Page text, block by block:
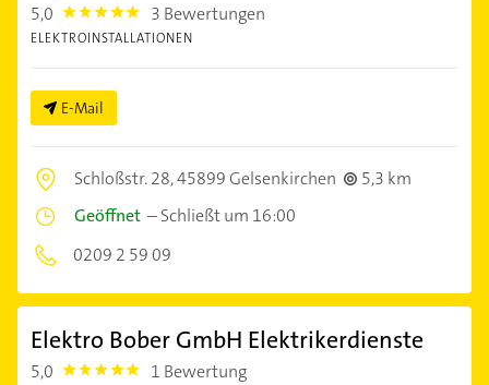
5,0 5.0 3 Bewertungen
ELEKTROINSTALLATIONEN
E-Mail
Schloßstr. 28,45899 Gelsenkirchen
5,3 km
Geöffnet –Schließt um 16:00
0209 2 59 09
Elektro Bober GmbH Elektrikerdienste
5,0 5.0 1 Bewertung